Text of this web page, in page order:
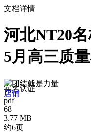
文档详情
河北NT20
5月高三质
团结就是力量
实名认证
店铺
pdf
68
3.77 MB
约6页